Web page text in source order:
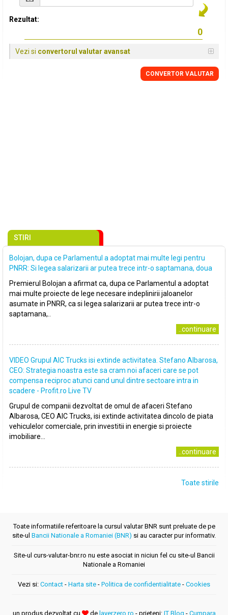
Rezultat:
Vezi si convertorul valutar avansat
CONVERTOR VALUTAR
STIRI
Bolojan, dupa ce Parlamentul a adoptat mai multe legi pentru
PNRR: Si legea salarizarii ar putea trece intr-o saptamana, doua
Premierul Bolojan a afirmat ca, dupa ce Parlamentul a adoptat
mai multe proiecte de lege necesare indeplinirii jaloanelor
asumate in PNRR, ca si legea salarizarii ar putea trece intr-o
saptamana,..
..continuare
VIDEO Grupul AIC Trucks isi extinde activitatea. Stefano Albarosa,
CEO: Strategia noastra este sa cram noi afaceri care se pot
compensa reciproc atunci cand unul dintre sectoare intra in
scadere - Profit.ro Live TV
Grupul de companii dezvoltat de omul de afaceri Stefano
Albarosa, CEO AIC Trucks, isi extinde activitatea dincolo de piata
vehiculelor comerciale, prin investitii in energie si proiecte
imobiliare...
..continuare
Toate stirile
Toate informatiile referitoare la cursul valutar BNR sunt preluate de pe
site-ul Bancii Nationale a Romaniei (BNR) si au caracter pur informativ.
Site-ul curs-valutar-bnr.ro nu este asociat in niciun fel cu site-ul Bancii
Nationale a Romaniei
Vezi si: Contact - Harta site - Politica de confidentialitate - Cookies
un produs dezvoltat cu de layerzero.ro - prieteni: IT Blog - Cumpara